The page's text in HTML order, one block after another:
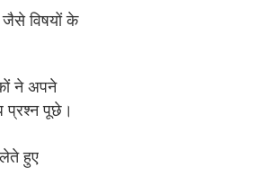
जैसे विषयों के
ने अपने
प्रश्न पूछे।
हुए